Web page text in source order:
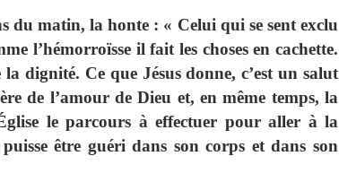
du matin, la honte : « Celui qui se sent exclu
l’hémorroïsse il fait les choses en cachette.
dignité. Ce que Jésus donne, c’est un salut
de l’amour de Dieu et, en même temps, la
le parcours à effectuer pour aller à la
être guéri dans son corps et dans son